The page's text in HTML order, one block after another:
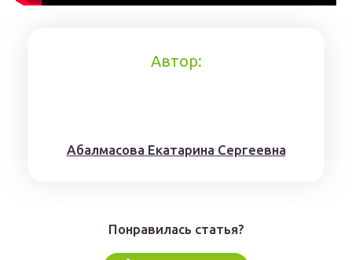
Автор:
Aбaлмaсoвa Eкaтaринa Ceргeeвнa
Понравилась статья?